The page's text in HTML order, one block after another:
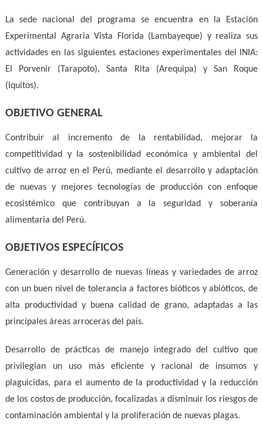
La sede nacional del programa se encuentra en la Estación
Experimental Agraria Vista Florida (Lambayeque) y realiza sus
actividades en las siguientes estaciones experimentales del INIA:
El Porvenir (Tarapoto), Santa Rita (Arequipa) y San Roque
(Iquitos).
OBJETIVO GENERAL
Contribuir al incremento de la rentabilidad, mejorar la
competitividad y la sostenibilidad económica y ambiental del
cultivo de arroz en el Perú, mediante el desarrollo y adaptación
de nuevas y mejores tecnologías de producción con enfoque
ecosistémico que contribuyan a la seguridad y soberanía
alimentaria del Perú.
OBJETIVOS ESPECÍFICOS
Generación y desarrollo de nuevas líneas y variedades de arroz
con un buen nivel de tolerancia a factores bióticos y abióticos, de
alta productividad y buena calidad de grano, adaptadas a las
principales áreas arroceras del país.
Desarrollo de prácticas de manejo integrado del cultivo que
privilegian un uso más eficiente y racional de insumos y
plaguicidas, para el aumento de la productividad y la reducción
de los costos de producción, focalizadas a disminuir los riesgos de
contaminación ambiental y la proliferación de nuevas plagas.